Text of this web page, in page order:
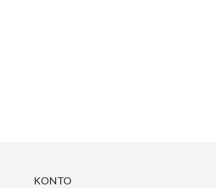
KONTO